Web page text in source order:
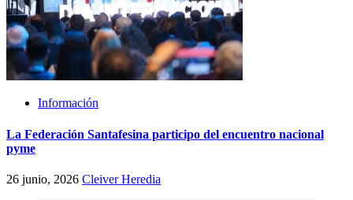
Información
La Federación Santafesina participo del encuentro nacional
pyme
26 junio, 2026 Cleiver Heredia